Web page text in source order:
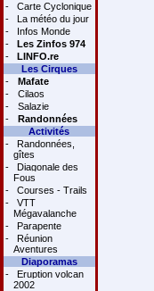
-
Carte Cyclonique
-
La météo du jour
-
Infos Monde
-
Les Zinfos 974
-
LINFO.re
Les Cirques
-
Mafate
-
Cilaos
-
Salazie
-
Randonnées
Activités
-
Randonnées,
gîtes
-
Diagonale des
Fous
-
Courses - Trails
-
VTT
Mégavalanche
-
Parapente
-
Réunion
Aventures
Diaporamas
-
Eruption volcan
2002